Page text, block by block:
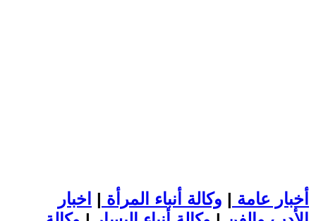
أخبار عامة | وكالة أنباء المرأة | اخبار